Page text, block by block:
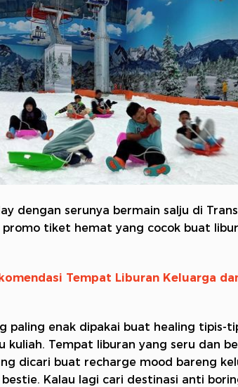
dengan serunya bermain salju di
promo tiket hemat yang cocok buat
Tempat Liburan Keluarga
paling enak dipakai buat healing tipis-
kuliah. Tempat liburan yang seru dan
dicari buat recharge mood bareng
Kalau lagi cari destinasi anti